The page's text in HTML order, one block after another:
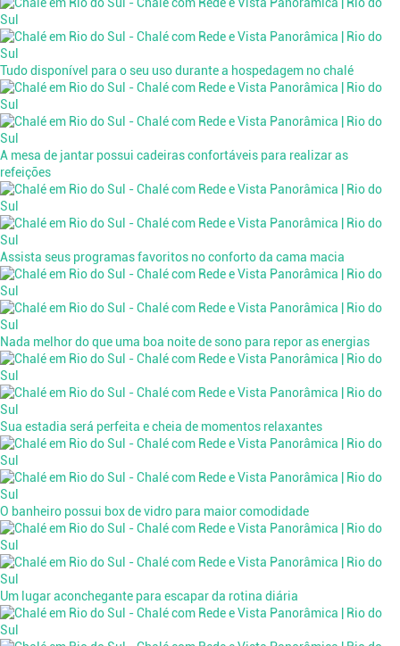
Tudo disponível para o seu uso durante a hospedagem no chalé
A mesa de jantar possui cadeiras confortáveis para realizar as
refeições
Assista seus programas favoritos no conforto da cama macia
Nada melhor do que uma boa noite de sono para repor as energias
Sua estadia será perfeita e cheia de momentos relaxantes
O banheiro possui box de vidro para maior comodidade
Um lugar aconchegante para escapar da rotina diária